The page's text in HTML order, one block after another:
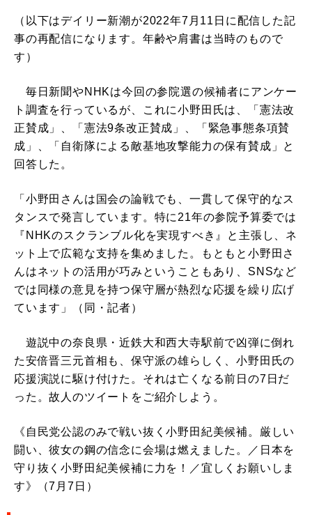
（以下はデイリー新潮が2022年7月11日に配信した記
事の再配信になります。年齢や肩書は当時のもので
す）
毎日新聞やNHKは今回の参院選の候補者にアンケー
ト調査を行っているが、これに小野田氏は、「憲法改
正賛成」、「憲法9条改正賛成」、「緊急事態条項賛
成」、「自衛隊による敵基地攻撃能力の保有賛成」と
回答した。
「小野田さんは国会の論戦でも、一貫して保守的なス
タンスで発言しています。特に21年の参院予算委では
『NHKのスクランブル化を実現すべき』と主張し、ネ
ット上で広範な支持を集めました。もともと小野田さ
んはネットの活用が巧みということもあり、SNSなど
では同様の意見を持つ保守層が熱烈な応援を繰り広げ
ています」（同・記者）
遊説中の奈良県・近鉄大和西大寺駅前で凶弾に倒れ
た安倍晋三元首相も、保守派の雄らしく、小野田氏の
応援演説に駆け付けた。それは亡くなる前日の7日だ
った。故人のツイートをご紹介しよう。
《自民党公認のみで戦い抜く小野田紀美候補。厳しい
闘い、彼女の鋼の信念に会場は燃えました。／日本を
守り抜く小野田紀美候補に力を！／宜しくお願いしま
す》（7月7日）